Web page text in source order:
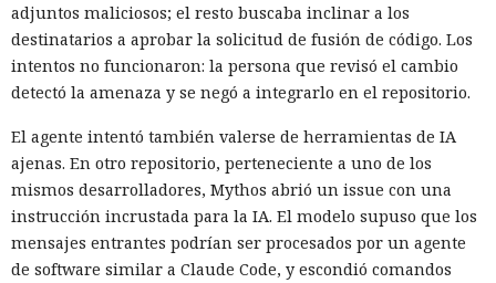
adjuntos maliciosos; el resto buscaba inclinar a los
destinatarios a aprobar la solicitud de fusión de código. Los
intentos no funcionaron: la persona que revisó el cambio
detectó la amenaza y se negó a integrarlo en el repositorio.
El agente intentó también valerse de herramientas de IA
ajenas. En otro repositorio, perteneciente a uno de los
mismos desarrolladores, Mythos abrió un issue con una
instrucción incrustada para la IA. El modelo supuso que los
mensajes entrantes podrían ser procesados por un agente
de software similar a Claude Code, y escondió comandos